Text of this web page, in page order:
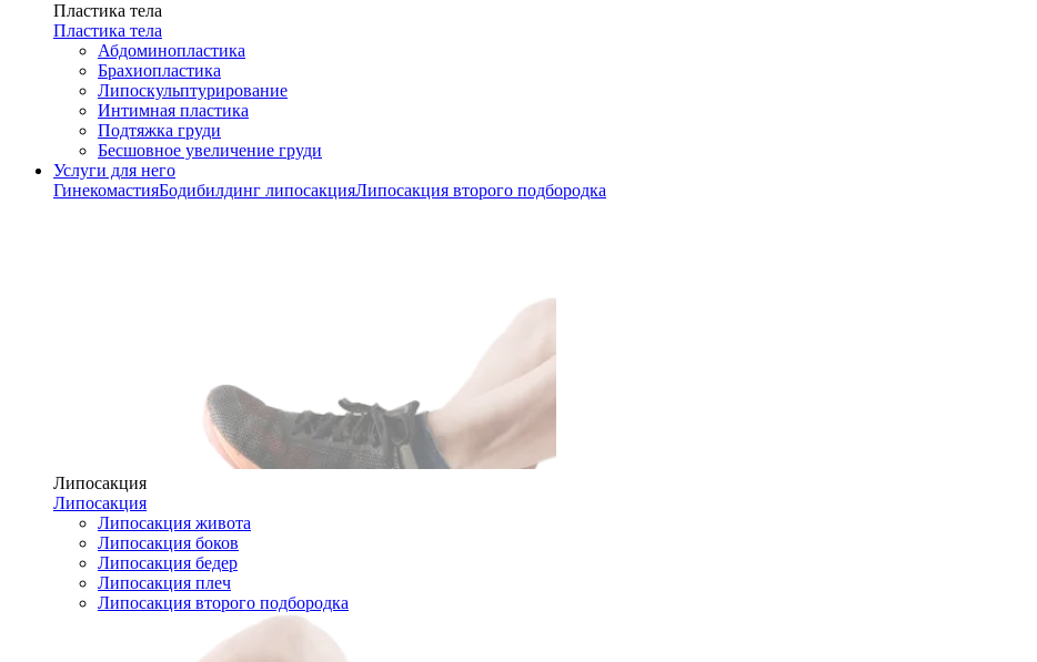
Пластика тела
Пластика тела
Абдоминопластика
Брахиопластика
Липоскульптурирование
Интимная пластика
Подтяжка груди
Бесшовное увеличение груди
Услуги для него
ГинекомастияБодибилдинг липосакцияЛипосакция второго подбородка
Липосакция
Липосакция
Липосакция живота
Липосакция боков
Липосакция бедер
Липосакция плеч
Липосакция второго подбородка